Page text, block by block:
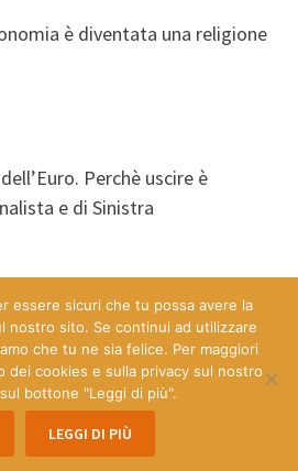
è diventata una religione
Perchè uscire è
e di Sinistra
& Democrazia a Misura d'Uomo
Bam.
essere sicuri che tu possa avere la
nostro sito. Se continui ad utilizzare
che tu ne sia felice. Per maggiori
dei cookies e sulla privacy sul nostro
bottone "Leggi di più".
LEGGI DI PIÙ